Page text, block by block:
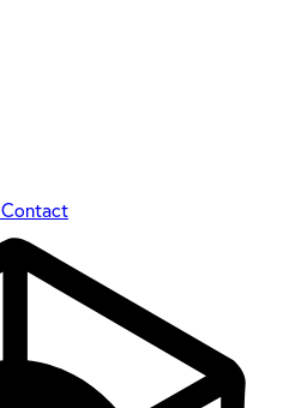
Contact